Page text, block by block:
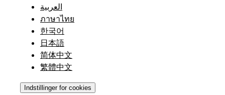
العربية
ภาษาไทย
한국어
日本語
简体中文
繁體中文
Indstillinger for cookies